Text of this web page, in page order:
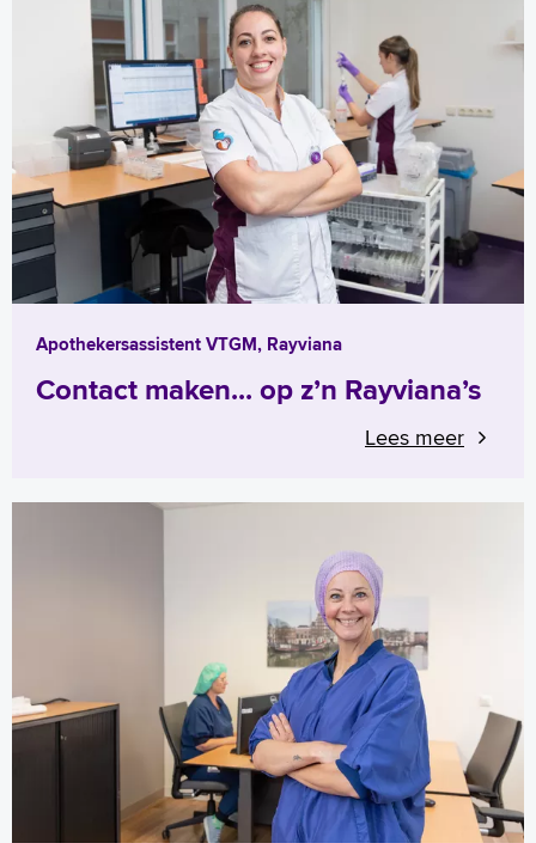
Apothekersassistent VTGM, Rayviana
Contact maken... op z’n Rayviana’s
Lees meer